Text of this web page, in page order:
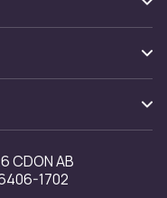
CDON AB
1702